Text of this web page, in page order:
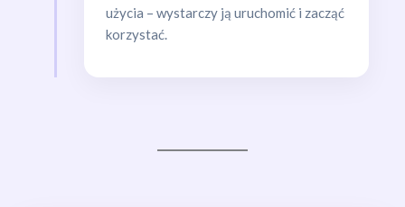
użycia – wystarczy ją uruchomić i zacząć
korzystać.